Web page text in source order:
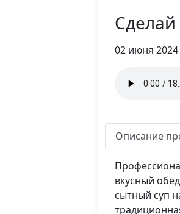
02 июня 2024
Описание
вкусный
сытный суп